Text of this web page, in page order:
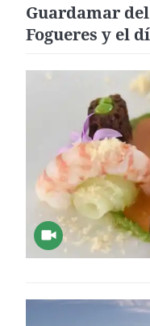
Guardamar
Fogueres y el